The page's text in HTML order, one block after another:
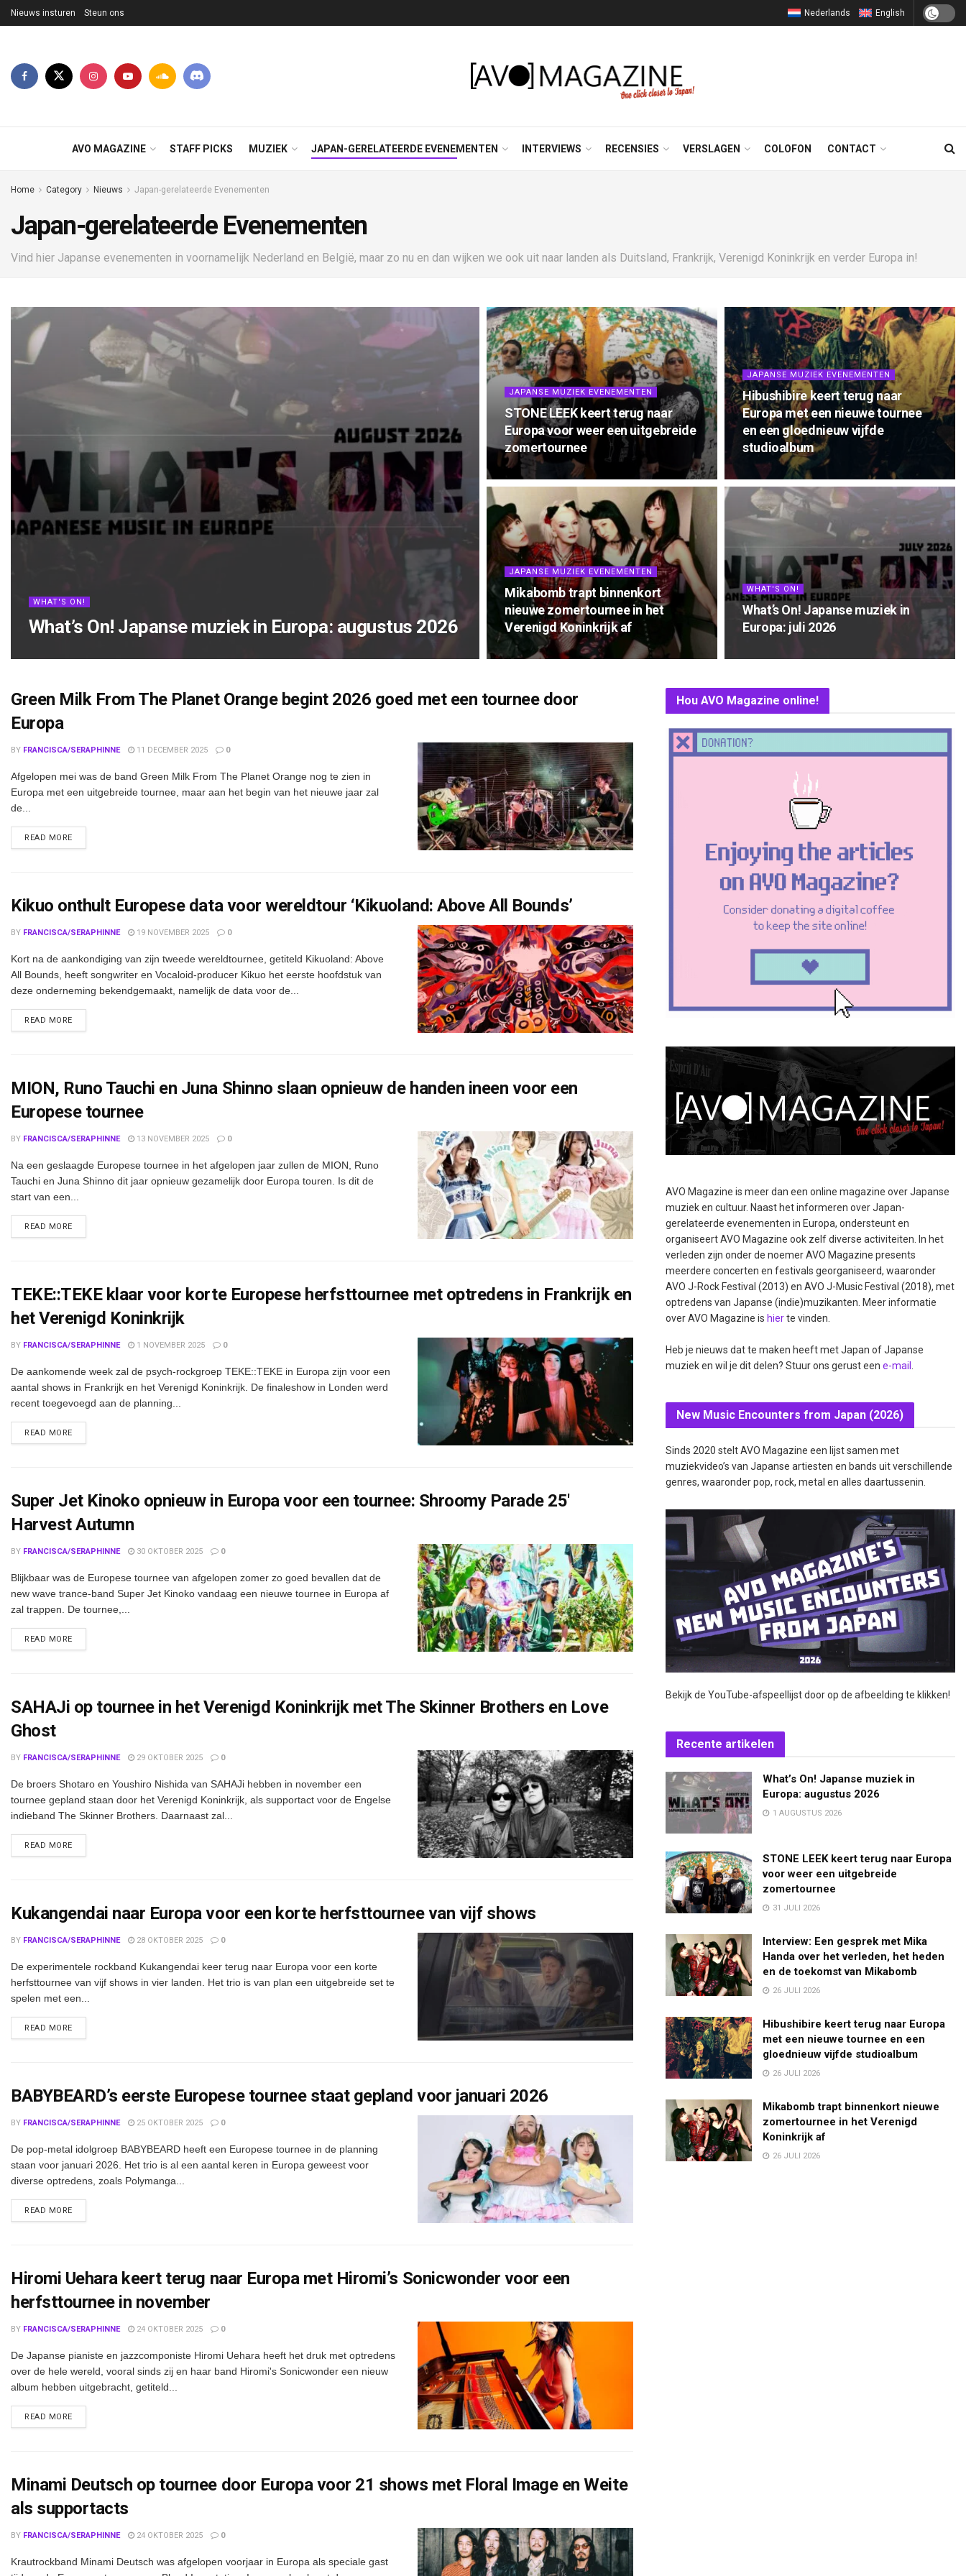
Nieuws insturen Steun ons Nederlands English
AVO MAGAZINE STAFF PICKS MUZIEK JAPAN-GERELATEERDE EVENEMENTEN INTERVIEWS RECENSIES VERSLAGEN COLOFON CONTACT
Home Category Nieuws Japan-gerelateerde Evenementen
Japan-gerelateerde Evenementen
Vind hier Japanse evenementen in voornamelijk Nederland en België, maar zo nu en dan wijken we ook uit naar landen als Duitsland, Frankrijk, Verenigd Koninkrijk en verder Europa in!
WHAT'S ON!
What’s On! Japanse muziek in Europa: augustus 2026
JAPANSE MUZIEK EVENEMENTEN
STONE LEEK keert terug naar
Europa voor weer een uitgebreide
zomertournee
JAPANSE MUZIEK EVENEMENTEN
Hibushibire keert terug naar
Europa met een nieuwe tournee
en een gloednieuw vijfde
studioalbum
JAPANSE MUZIEK EVENEMENTEN
Mikabomb trapt binnenkort
nieuwe zomertournee in het
Verenigd Koninkrijk af
WHAT'S ON!
What’s On! Japanse muziek in
Europa: juli 2026
Green Milk From The Planet Orange begint 2026 goed met een tournee door
Europa
BY FRANCISCA/SERAPHINNE 11 DECEMBER 2025 0
Afgelopen mei was de band Green Milk From The Planet Orange nog te zien in
Europa met een uitgebreide tournee, maar aan het begin van het nieuwe jaar zal
de...
READ MOREDETAILS
Kikuo onthult Europese data voor wereldtour ‘Kikuoland: Above All Bounds’
BY FRANCISCA/SERAPHINNE 19 NOVEMBER 2025 0
Kort na de aankondiging van zijn tweede wereldtournee, getiteld Kikuoland: Above
All Bounds, heeft songwriter en Vocaloid-producer Kikuo het eerste hoofdstuk van
deze onderneming bekendgemaakt, namelijk de data voor de...
READ MOREDETAILS
MION, Runo Tauchi en Juna Shinno slaan opnieuw de handen ineen voor een
Europese tournee
BY FRANCISCA/SERAPHINNE 13 NOVEMBER 2025 0
Na een geslaagde Europese tournee in het afgelopen jaar zullen de MION, Runo
Tauchi en Juna Shinno dit jaar opnieuw gezamelijk door Europa touren. Is dit de
start van een...
READ MOREDETAILS
TEKE::TEKE klaar voor korte Europese herfsttournee met optredens in Frankrijk en
het Verenigd Koninkrijk
BY FRANCISCA/SERAPHINNE 1 NOVEMBER 2025 0
De aankomende week zal de psych-rockgroep TEKE::TEKE in Europa zijn voor een
aantal shows in Frankrijk en het Verenigd Koninkrijk. De finaleshow in Londen werd
recent toegevoegd aan de planning...
READ MOREDETAILS
Super Jet Kinoko opnieuw in Europa voor een tournee: Shroomy Parade 25′
Harvest Autumn
BY FRANCISCA/SERAPHINNE 30 OKTOBER 2025 0
Blijkbaar was de Europese tournee van afgelopen zomer zo goed bevallen dat de
new wave trance-band Super Jet Kinoko vandaag een nieuwe tournee in Europa af
zal trappen. De tournee,...
READ MOREDETAILS
SAHAJi op tournee in het Verenigd Koninkrijk met The Skinner Brothers en Love
Ghost
BY FRANCISCA/SERAPHINNE 29 OKTOBER 2025 0
De broers Shotaro en Youshiro Nishida van SAHAJi hebben in november een
tournee gepland staan door het Verenigd Koninkrijk, als supportact voor de Engelse
indieband The Skinner Brothers. Daarnaast zal...
READ MOREDETAILS
Kukangendai naar Europa voor een korte herfsttournee van vijf shows
BY FRANCISCA/SERAPHINNE 28 OKTOBER 2025 0
De experimentele rockband Kukangendai keer terug naar Europa voor een korte
herfsttournee van vijf shows in vier landen. Het trio is van plan een uitgebreide set te
spelen met een...
READ MOREDETAILS
BABYBEARD’s eerste Europese tournee staat gepland voor januari 2026
BY FRANCISCA/SERAPHINNE 25 OKTOBER 2025 0
De pop-metal idolgroep BABYBEARD heeft een Europese tournee in de planning
staan voor januari 2026. Het trio is al een aantal keren in Europa geweest voor
diverse optredens, zoals Polymanga...
READ MOREDETAILS
Hiromi Uehara keert terug naar Europa met Hiromi’s Sonicwonder voor een
herfsttournee in november
BY FRANCISCA/SERAPHINNE 24 OKTOBER 2025 0
De Japanse pianiste en jazzcomponiste Hiromi Uehara heeft het druk met optredens
over de hele wereld, vooral sinds zij en haar band Hiromi's Sonicwonder een nieuw
album hebben uitgebracht, getiteld...
READ MOREDETAILS
Minami Deutsch op tournee door Europa voor 21 shows met Floral Image en Weite
als supportacts
BY FRANCISCA/SERAPHINNE 24 OKTOBER 2025 0
Krautrockband Minami Deutsch was afgelopen voorjaar in Europa als speciale gast
Hou AVO Magazine online!
AVO Magazine is meer dan een online magazine over Japanse
muziek en cultuur. Naast het informeren over Japan-
gerelateerde evenementen in Europa, ondersteunt en
organiseert AVO Magazine ook zelf diverse activiteiten. In het
verleden zijn onder de noemer AVO Magazine presents
meerdere concerten en festivals georganiseerd, waaronder
AVO J-Rock Festival (2013) en AVO J-Music Festival (2018), met
optredens van Japanse (indie)muzikanten. Meer informatie
over AVO Magazine is hierte vinden.
Heb je nieuws dat te maken heeft met Japan of Japanse
muziek en wil je dit delen? Stuur ons gerust een e-mail .
New Music Encounters from Japan (2026)
Sinds 2020 stelt AVO Magazine een lijst samen met
muziekvideo’s van Japanse artiesten en bands uit verschillende
genres, waaronder pop, rock, metal en alles daartussenin.
Bekijk de YouTube-afspeellijst door op de afbeelding te klikken!
Recente artikelen
What’s On! Japanse muziek in
Europa: augustus 2026
1 AUGUSTUS 2026
STONE LEEK keert terug naar Europa
voor weer een uitgebreide
zomertournee
31 JULI 2026
Interview: Een gesprek met Mika
Handa over het verleden, het heden
en de toekomst van Mikabomb
26 JULI 2026
Hibushibire keert terug naar Europa
met een nieuwe tournee en een
gloednieuw vijfde studioalbum
26 JULI 2026
Mikabomb trapt binnenkort nieuwe
zomertournee in het Verenigd
Koninkrijk af
26 JULI 2026